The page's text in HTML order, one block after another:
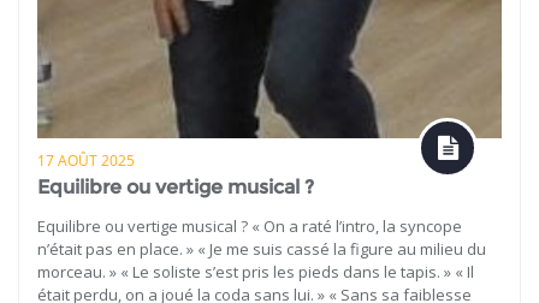
17 AOÛT 2025
Equilibre ou vertige musical ?
Equilibre ou vertige musical ? « On a raté l’intro, la syncope
n’était pas en place. » « Je me suis cassé la figure au milieu du
morceau. » « Le soliste s’est pris les pieds dans le tapis. » « Il
était perdu, on a joué la coda sans lui. » « Sans sa faiblesse